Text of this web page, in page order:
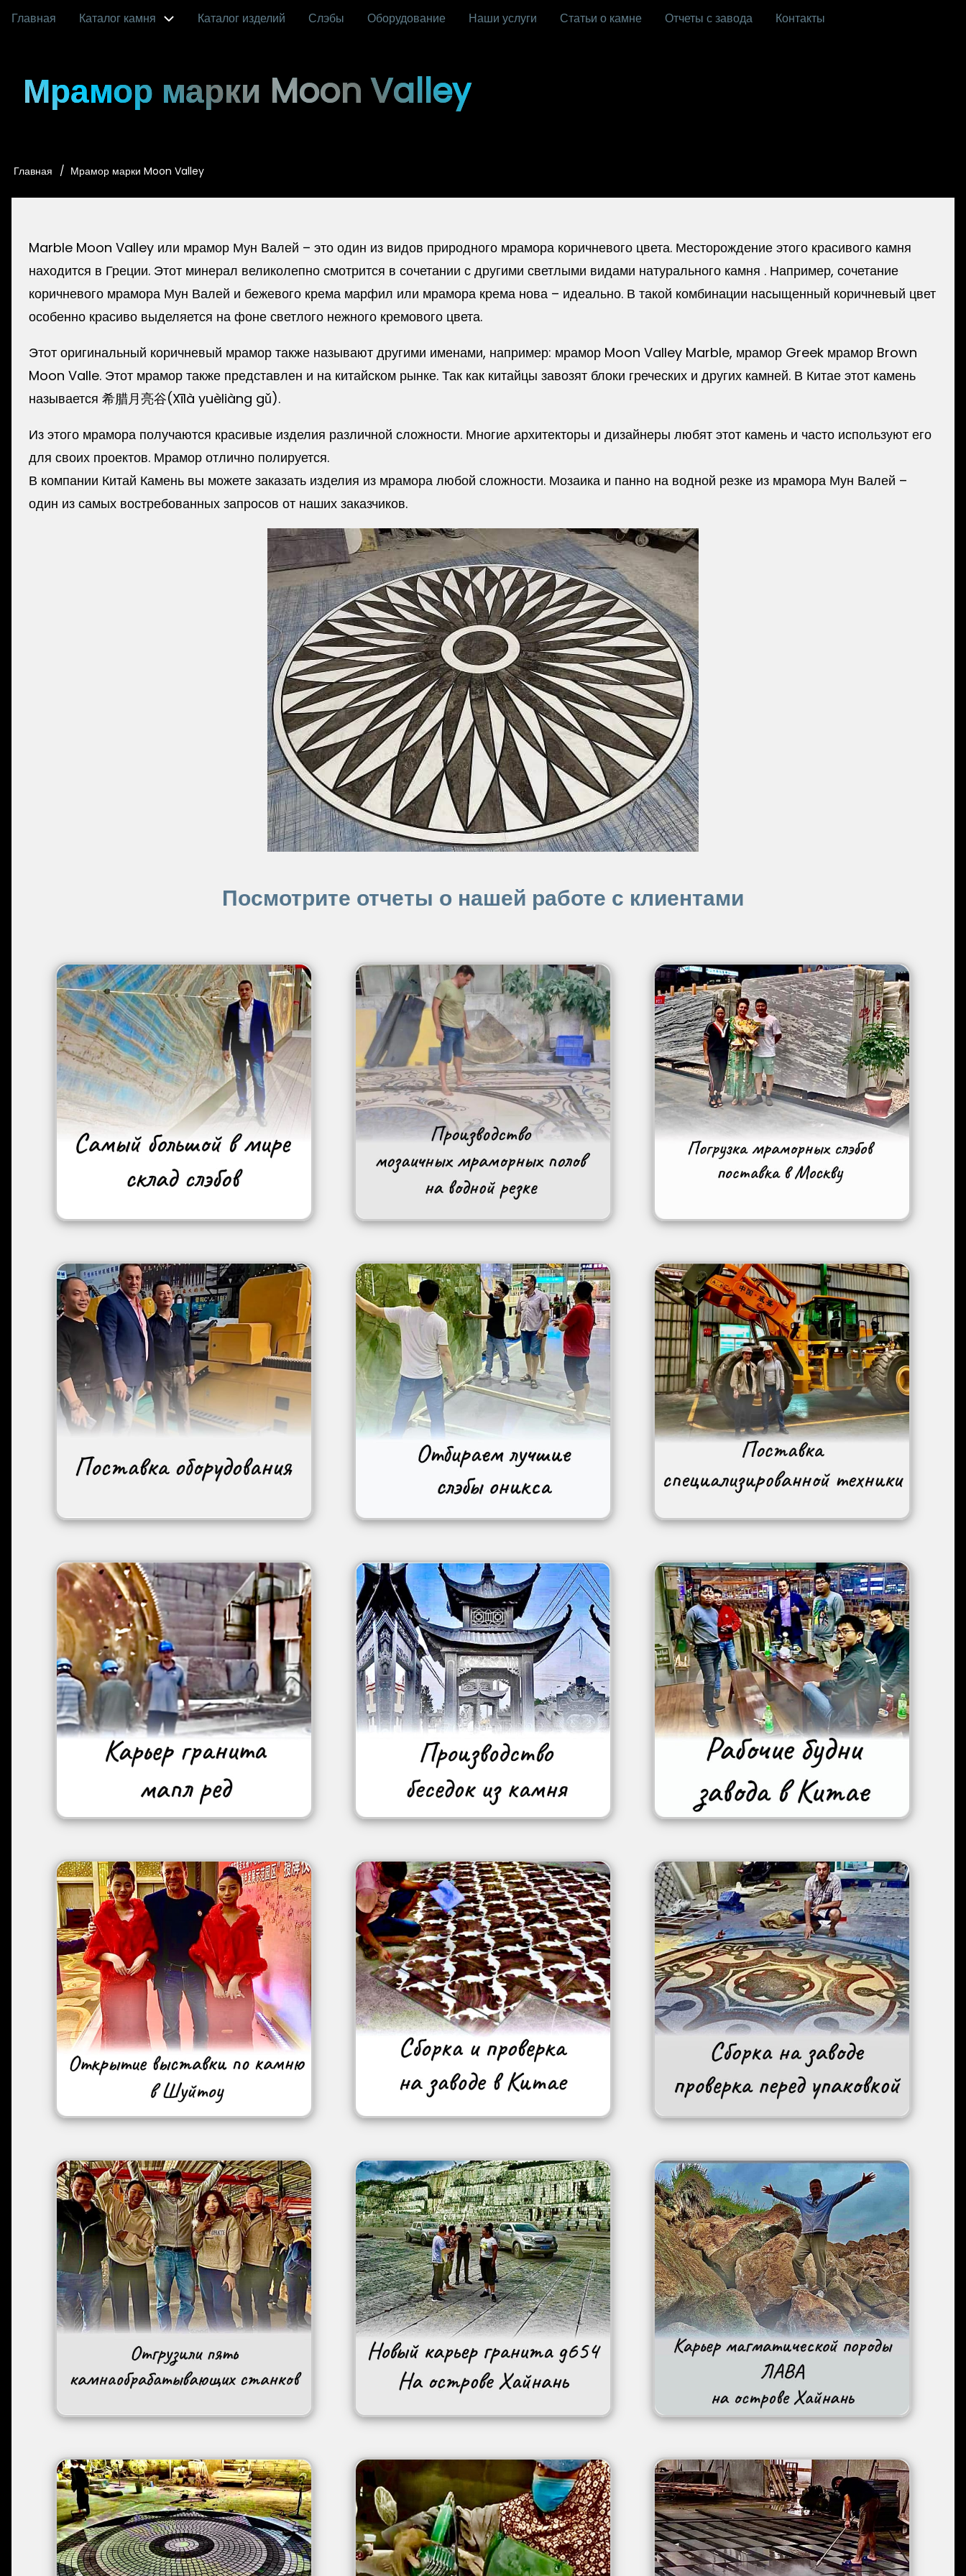
Перейти
содержанию
Main
Главная Каталог камня Каталог изделий Слэбы Оборудование Наши услуги Статьи о камне Отчеты с завода Контакты
Мрамор марки Moon Valley
Строка
Главная Мрамор марки Moon Valley
Marble Moon Valley или мрамор Мун Валей – это один из видов природного мрамора коричневого цвета. Месторождение этого красивого камня
находится в Греции. Этот минерал великолепно смотрится в сочетании с другими светлыми видами натурального камня . Например, сочетание
коричневого мрамора Мун Валей и бежевого крема марфил или мрамора крема нова – идеально. В такой комбинации насыщенный коричневый цвет
особенно красиво выделяется на фоне светлого нежного кремового цвета.
Этот оригинальный коричневый мрамор также называют другими именами, например: мрамор Moon Valley Marble, мрамор Greek мрамор Brown
Moon Valle. Этот мрамор также представлен и на китайском рынке. Так как китайцы завозят блоки греческих и других камней. В Китае этот камень
называется 希腊月亮谷(Xīlà yuèliàng gǔ).
Из этого мрамора получаются красивые изделия различной сложности. Многие архитекторы и дизайнеры любят этот камень и часто используют его
для своих проектов. Мрамор отлично полируется.
В компании Китай Камень вы можете заказать изделия из мрамора любой сложности. Мозаика и панно на водной резке из мрамора Мун Валей –
один из самых востребованных запросов от наших заказчиков.
Посмотрите отчеты о нашей работе с клиентами
Image Image Image
Image Image Image
Image Image Image
Image Image Image
Image Image Image
Image Image Image